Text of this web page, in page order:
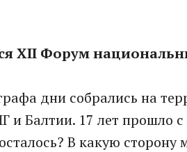
XII Форум
дни собрались на
и Балтии. 17 лет прошло
В какую сторону